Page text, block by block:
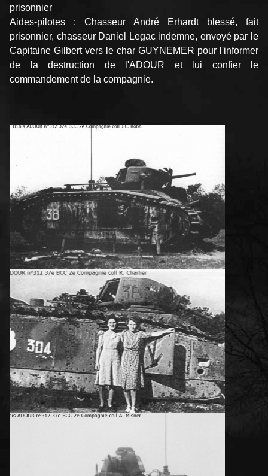
prisonnier
Aides-pilotes : Chasseur André Erhardt blessé, fait
prisonnier, chasseur Daniel Legac indemne, envoyé par le
Capitaine Gilbert vers le char GUYNEMER pour l'informer
de la destruction de l'ADOUR et lui confier le
commandement de la compagnie.